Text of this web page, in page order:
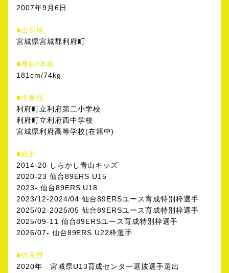
2007年9月6日
■出身地
宮城県宮城郡利府町
■身長/体重
181cm/74kg
■出身校
利府町立利府第二小学校
利府町立利府西中学校
宮城県利府高等学校(在籍中)
■経歴
2014-20 しらかし青山キッズ
2020-23 仙台89ERS U15
2023- 仙台89ERS U18
2023/12-2024/04 仙台89ERSユース育成特別枠選手
2025/02-2025/05 仙台89ERSユース育成特別枠選手
2025/09-11 仙台89ERSユース育成特別枠選手
2026/07- 仙台89ERS U22枠選手
■代表歴
2020年 宮城県U13育成センター選抜選手選出